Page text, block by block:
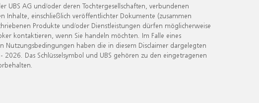
AG und/oder deren Tochtergesellschaften, verbundenen
Inhalte, einschließlich veröffentlichter Dokumente (zusammen
Produkte und/oder Dienstleistungen dürfen möglicherweise
kontaktieren, wenn Sie handeln möchten. Im Falle eines
Nutzungsbedingungen haben die in diesem Disclaimer dargelegten
Das Schlüsselsymbol und UBS gehören zu den eingetragenen